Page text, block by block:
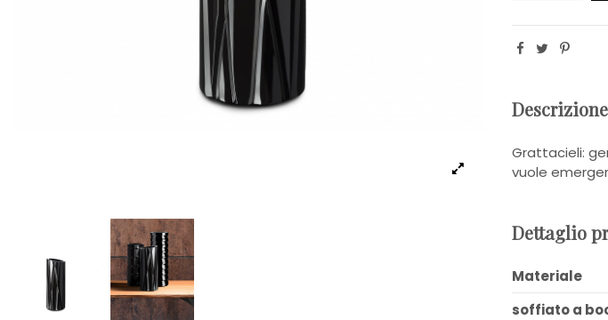
Descrizione
Grattacieli:
vuole
Dettaglio
Materiale
soffiato a